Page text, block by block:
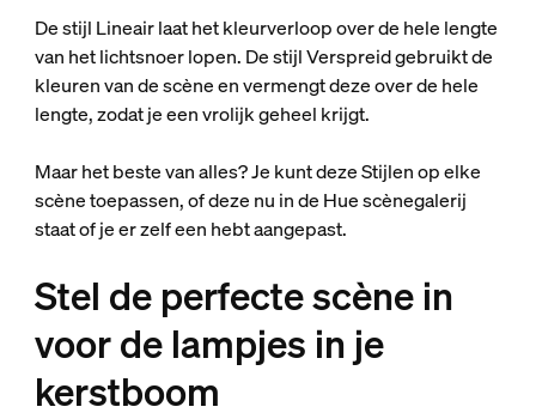
De stijl Lineair laat het kleurverloop over de hele lengte
van het lichtsnoer lopen. De stijl Verspreid gebruikt de
kleuren van de scène en vermengt deze over de hele
lengte, zodat je een vrolijk geheel krijgt.
Maar het beste van alles? Je kunt deze Stijlen op elke
scène toepassen, of deze nu in de Hue scènegalerij
staat of je er zelf een hebt aangepast.
Stel de perfecte scène in
voor de lampjes in je
kerstboom